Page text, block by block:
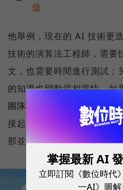
值
他舉例，現在的 AI 技術更
技術的演算法工程師，需要
文，也需要時間進行測試；
的知識也變動得相當快，如
團隊，去把企業在商業層面
接起來，那麼對於這兩端最
那並非他期待的 AI 團隊。
掌握最新 AI
立即訂閱《數位時代
一AI》圖